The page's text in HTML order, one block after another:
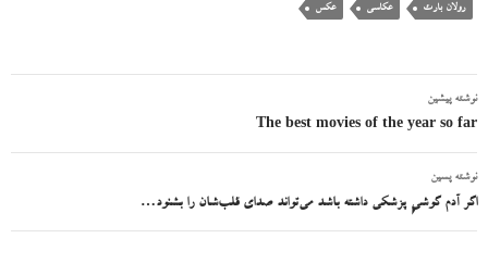
رولان بارت عکاسی عکس
ناوبری
نوشته
نوشته پیشین
The best movies of the year so far
نوشته پسین
اگر آدم گوشیِ پزشکی داشته باشد می‌تواند صدای قلب‌شان را بشنود…